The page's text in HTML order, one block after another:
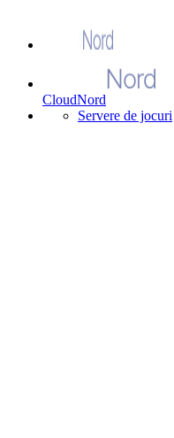
CloudNord
Servere de jocuri